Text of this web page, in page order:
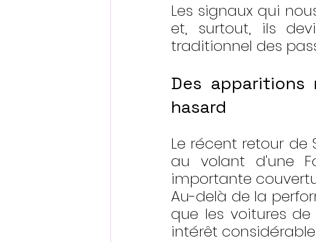
Les signaux qui
et, surtout, ils
traditionnel des
Des
hasard
Le récent retour de
au volant d'une
importante
Au-delà de la
que les voitures
intérêt